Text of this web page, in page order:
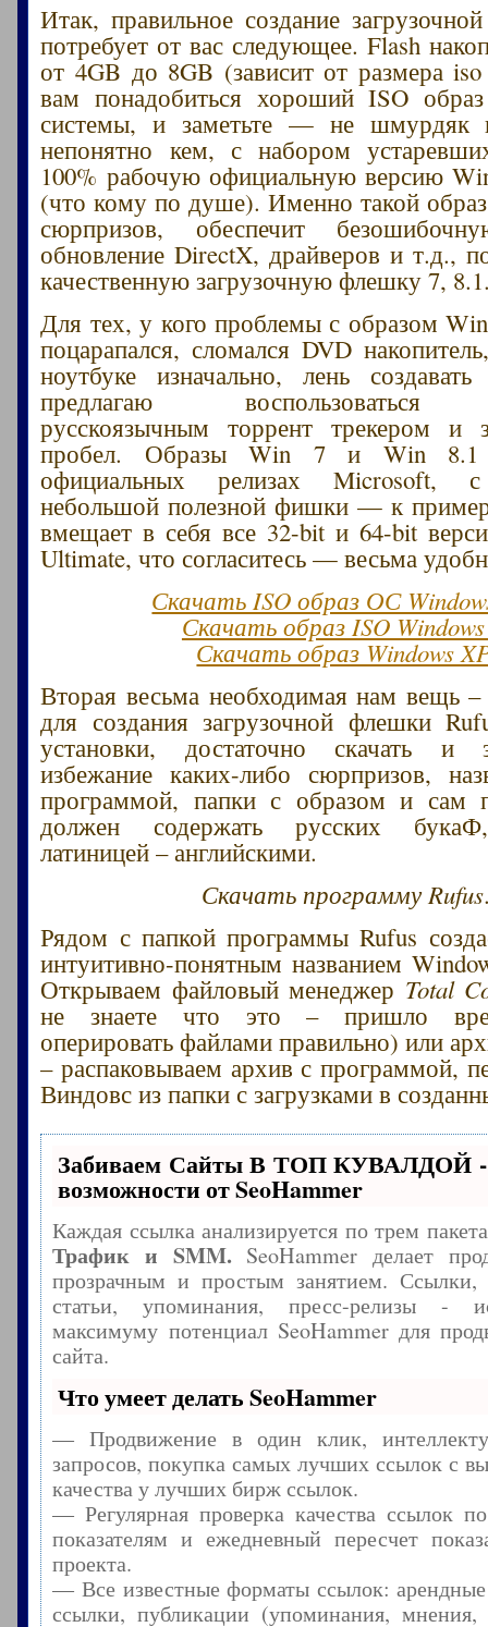
Итак, правильное создание
потребует от вас следующее. Flash
от 4GB до 8GB (зависит от размера
вам понадобиться хороший ISO
системы, и заметьте — не шмурдяк
непонятно кем, с набором
100% рабочую официальную версию
(что кому по душе). Именно такой образ
сюрпризов, обеспечит
обновление DirectX, драйверов и т.д.,
качественную загрузочную флешку 7,
Для тех, у кого проблемы с образом
поцарапался, сломался DVD
ноутбуке изначально, лень
предлагаю воспользоваться
русскоязычным торрент трекером и
пробел. Образы Win 7 и Win 8.1
официальных релизах Microsoft, с
небольшой полезной фишки — к
вмещает в себя все 32-bit и 64-bit
Ultimate, что согласитесь — весьма
Скачать ISO образ ОС
Скачать образ ISO
Скачать образ Windows XP
Вторая весьма необходимая нам вещь
для создания загрузочной флешки
установки, достаточно скачать и
избежание каких-либо сюрпризов,
программой, папки с образом и сам
должен содержать русских букаФ,
латиницей – английскими.
Скачать программу Rufus
Рядом с папкой программы Rufus
интуитивно-понятным названием
Открываем файловый менеджер Total
не знаете что это – пришло
оперировать файлами правильно) или
– распаковываем архив с программой,
Виндовс из папки с загрузками в
Забиваем Сайты В ТОП КУВАЛДОЙ -
возможности от SeoHammer
Каждая ссылка анализируется по трем
Трафик и SMM.SeoHammer делает
прозрачным и простым занятием. Ссылки,
статьи, упоминания, пресс-релизы -
максимуму потенциал SeoHammer для
сайта.
Что умеет делать SeoHammer
— Продвижение в один клик,
запросов, покупка самых лучших ссылок с
качества у лучших бирж ссылок.
— Регулярная проверка качества ссылок
показателям и ежедневный пересчет
проекта.
— Все известные форматы ссылок:
ссылки, публикации (упоминания, мнения,